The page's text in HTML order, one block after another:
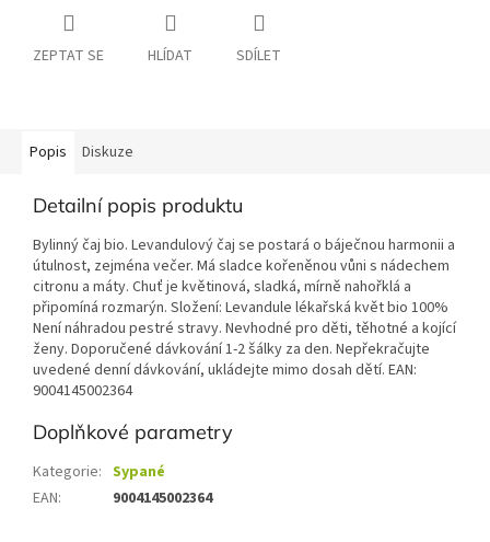
ZEPTAT SE HLÍDAT SDÍLET
Popis Diskuze
Detailní popis produktu
Bylinný čaj bio. Levandulový čaj se postará o báječnou harmonii a
útulnost, zejména večer. Má sladce kořeněnou vůni s nádechem
citronu a máty. Chuť je květinová, sladká, mírně nahořklá a
připomíná rozmarýn. Složení: Levandule lékařská květ bio 100%
Není náhradou pestré stravy. Nevhodné pro děti, těhotné a kojící
ženy. Doporučené dávkování 1-2 šálky za den. Nepřekračujte
uvedené denní dávkování, ukládejte mimo dosah dětí. EAN:
9004145002364
Doplňkové parametry
Kategorie: Sypané
EAN: 9004145002364